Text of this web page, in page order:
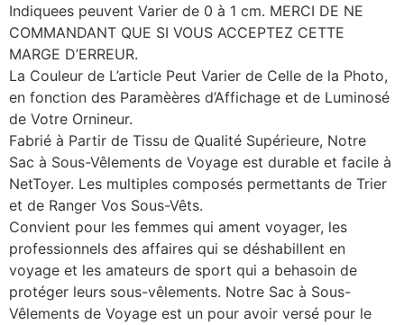
Indiquees peuvent Varier de 0 à 1 cm. MERCI DE NE
COMMANDANT QUE SI VOUS ACCEPTEZ CETTE
MARGE D’ERREUR.
La Couleur de L’article Peut Varier de Celle de la Photo,
en fonction des Paramèères d’Affichage et de Luminosé
de Votre Ornineur.
Fabrié à Partir de Tissu de Qualité Supérieure, Notre
Sac à Sous-Vêlements de Voyage est durable et facile à
NetToyer. Les multiples composés permettants de Trier
et de Ranger Vos Sous-Vêts.
Convient pour les femmes qui ament voyager, les
professionnels des affaires qui se déshabillent en
voyage et les amateurs de sport qui a behasoin de
protéger leurs sous-vêlements. Notre Sac à Sous-
Vêlements de Voyage est un pour avoir versé pour le